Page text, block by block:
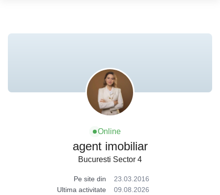
Online
agent imobiliar
Bucuresti Sector 4
Pe site din
23.03.2016
Ultima activitate
09.08.2026